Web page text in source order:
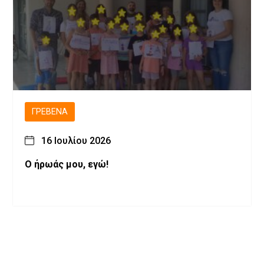
ΓΡΕΒΕΝΆ
16 Ιουλίου 2026
Ο ήρωάς μου, εγώ!